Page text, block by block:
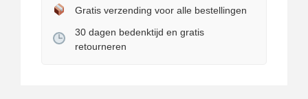
Gratis verzending voor alle bestellingen
30 dagen bedenktijd en gratis
retourneren